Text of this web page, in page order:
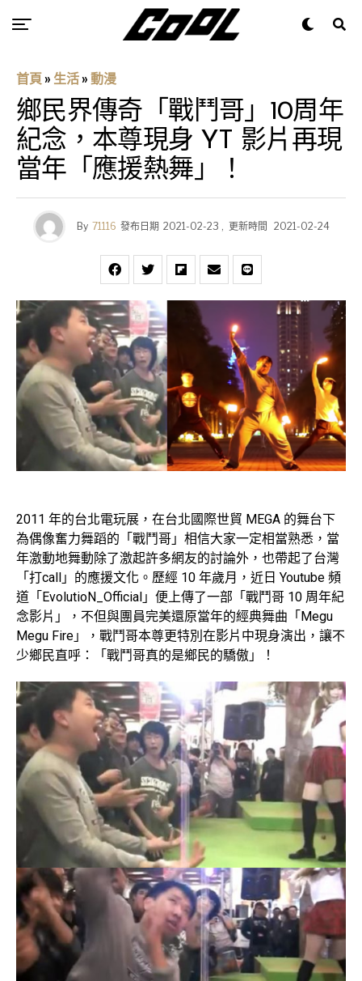
首頁 » 生活 » 動漫
鄉民界傳奇「戰鬥哥」10周年
紀念，本尊現身 YT 影片再現
當年「應援熱舞」！
By 71116 發布日期 2021-02-23 , 更新時間 2021-02-24
2011 年的台北電玩展，在台北國際世貿 MEGA 的舞台下
為偶像奮力舞蹈的「戰鬥哥」相信大家一定相當熟悉，當
年激動地舞動除了激起許多網友的討論外，也帶起了台灣
「打call」的應援文化。歷經 10 年歲月，近日 Youtube 頻
道「EvolutioN_Official」便上傳了一部「戰鬥哥 10 周年紀
念影片」，不但與團員完美還原當年的經典舞曲「Megu
Megu Fire」，戰鬥哥本尊更特別在影片中現身演出，讓不
少鄉民直呼：「戰鬥哥真的是鄉民的驕傲」！